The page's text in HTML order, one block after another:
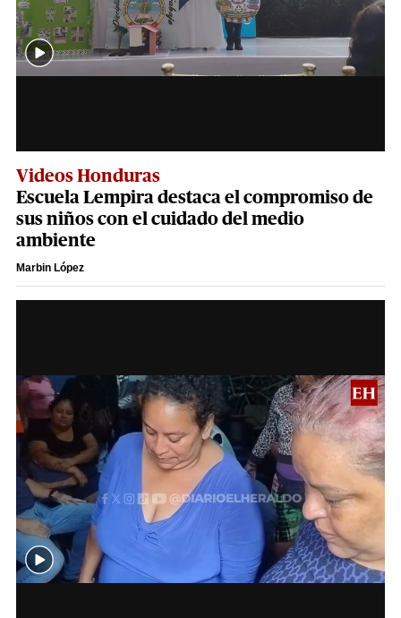
Videos Honduras
Escuela Lempira destaca el compromiso de
sus niños con el cuidado del medio
ambiente
Marbin López